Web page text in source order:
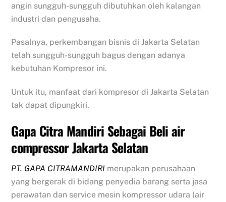
angin sungguh-sungguh dibutuhkan oleh kalangan
industri dan pengusaha.
Pasalnya, perkembangan bisnis di Jakarta Selatan
telah sungguh-sungguh bagus dengan adanya
kebutuhan Kompresor ini.
Untuk itu, manfaat dari kompresor di Jakarta Selatan
tak dapat dipungkiri.
Gapa Citra Mandiri Sebagai Beli air
compressor Jakarta Selatan
PT. GAPA CITRAMANDIRI merupakan perusahaan
yang bergerak di bidang penyedia barang serta jasa
perawatan dan service mesin kompressor udara (air